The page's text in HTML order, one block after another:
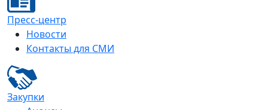
Пресс-центр
Новости
Контакты для СМИ
Закупки